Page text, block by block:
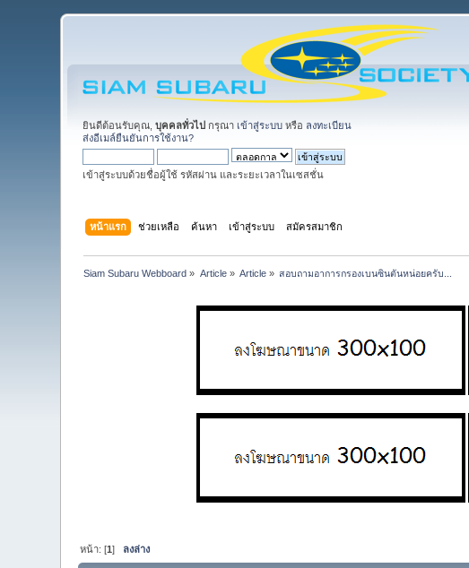
ยินดีต้อนรับคุณ,บุคคลทั่วไป กรุณา เข้าสู่ระบบ หรือ ลงทะเบียน
ส่งอีเมล์ยืนยันการใช้งาน?
เข้าสู่ระบบด้วยชื่อผู้ใช้ รหัสผ่าน และระยะเวลาในเซสชั่น
หน้าแรก ช่วยเหลือ ค้นหา เข้าสู่ระบบ สมัครสมาชิก
Siam Subaru Webboard » Article» Article » สอบถามอาการกรองเบนซินตันหน่อยครับ...
หน้า: [1] ลงล่าง